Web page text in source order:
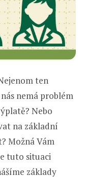
ten
nemá problém
Nebo
na základní
Možná Vám
tuto situaci
základy